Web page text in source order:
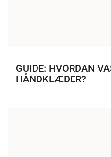
GUIDE: HVORDAN
HÅNDKLÆDER?